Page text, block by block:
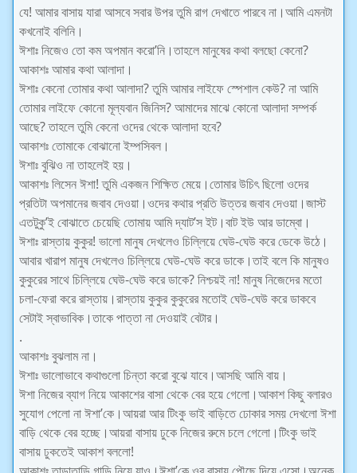
যে! আমার বাসায় যারা আসবে সবার উপর তুমি রাগ দেখাতে পারবে না।আমি এমনটা
কখনোই বলিনি।
ঈশাঃ নিজেও তো কম অপমান করো’নি।তাহলে মানুষের কথা বলছো কেনো?
আকাশঃ আমার কথা আলাদা।
ঈশাঃ কেনো তোমার কথা আলাদা? তুমি আমার লাইফে স্পেশাল কেউ? না আমি
তোমার লাইফে কোনো মূল্যবান জিনিস? আমাদের মাঝে কোনো আলাদা সম্পর্ক
আছে? তাহলে তুমি কেনো ওদের থেকে আলাদা হবে?
আকাশঃ তোমাকে বোঝানো ইম্পসিবল।
ঈশাঃ বুঝিও না তাহলেই হয়।
আকাশঃ লিসেন ঈশা! তুমি একজন শিক্ষিত মেয়ে।তোমার উচিৎ ছিলো ওদের
প্রতিটা অপমানের জবাব দেওয়া।ওদের কথার প্রতি উত্তর জবাব দেওয়া।জাস্ট
এতটুকু’ই বোঝাতে চেয়েছি তোমায় আমি দ্যাট’স ইট।বাট ইউ আর ডাম্বো।
ঈশাঃ রাস্তায় কুকুর! ভালো মানুষ দেখলেও চিল্লিয়ে ঘেউ-ঘেউ করে ডেকে উঠে।
আবার খারাপ মানুষ দেখলেও চিল্লিয়ে ঘেউ-ঘেউ করে ডাকে।তাই বলে কি মানুষও
কুকুরের সাথে চিল্লিয়ে ঘেউ-ঘেউ করে ডাকে? নিশ্চয়ই না! মানুষ নিজেদের মতো
চলা-ফেরা করে রাস্তায়।রাস্তায় কুকুর কুকুরের মতোই ঘেউ-ঘেউ করে ডাকবে
সেটাই স্বাভাবিক।তাকে পাত্তা না দেওয়াই বেটার।
.
আকাশঃ বুঝলাম না।
ঈশাঃ ভালোভাবে কথাগুলো চিন্তা করো বুঝে যাবে।আসছি আমি বায়।
ঈশা নিজের ব্যাগ নিয়ে আকাশের বাসা থেকে বের হয়ে গেলো।আকাশ কিছু বলারও
সুযোগ পেলো না ঈশা’কে।আয়রা আর টিংকু ভাই বাড়িতে ঢোকার সময় দেখলো ঈশা
বাড়ি থেকে বের হচ্ছে।আয়রা বাসায় ঢুকে নিজের রুমে চলে গেলো।টিংকু ভাই
বাসায় ঢুকতেই আকাশ বললো!